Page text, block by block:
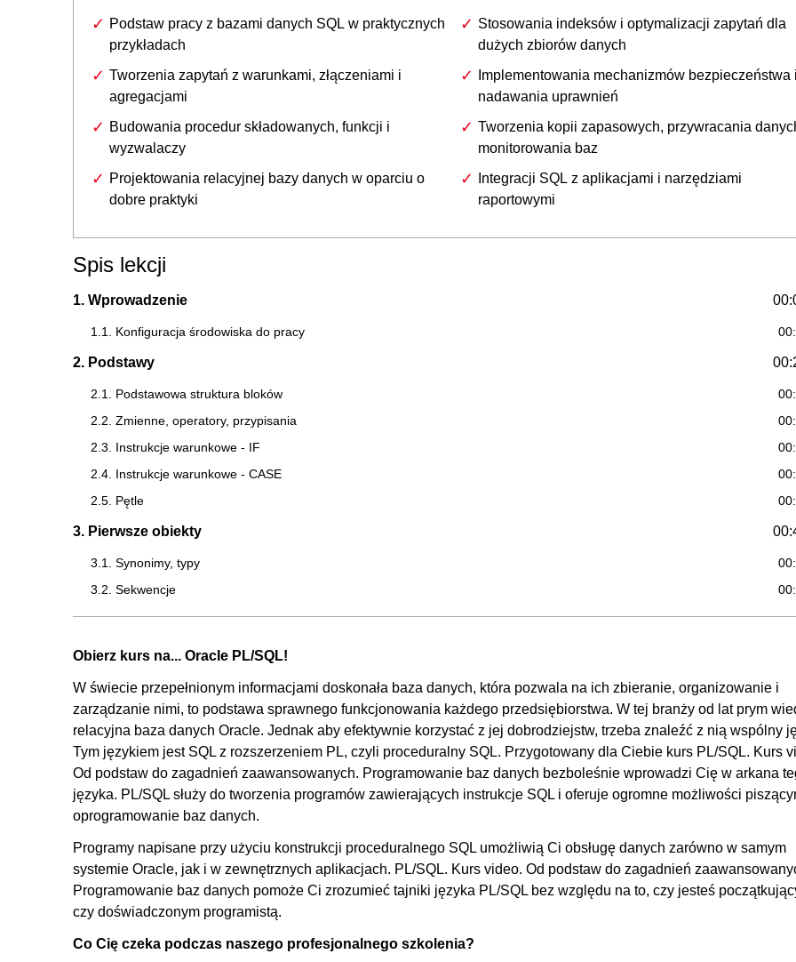
Podstaw pracy z bazami danych SQL w praktycznych
przykładach
Tworzenia zapytań z warunkami, złączeniami i
agregacjami
Budowania procedur składowanych, funkcji i
wyzwalaczy
Projektowania relacyjnej bazy danych w oparciu o
dobre praktyki
Stosowania indeksów i optymalizacji zapytań dla
dużych zbiorów danych
Implementowania mechanizmów bezpieczeństwa i
nadawania uprawnień
Tworzenia kopii zapasowych, przywracania
monitorowania baz
Integracji SQL z aplikacjami i narzędziami
raportowymi
Spis lekcji
1. Wprowadzenie
1.1. Konfiguracja środowiska do pracy
2. Podstawy
2.1. Podstawowa struktura bloków
2.2. Zmienne, operatory, przypisania
2.3. Instrukcje warunkowe - IF
2.4. Instrukcje warunkowe - CASE
2.5. Pętle
3. Pierwsze obiekty
3.1. Synonimy, typy
3.2. Sekwencje
3.3. Procedura i funkcja bez argumentów
3.6. Funkcja z argumentami
4. Pakiety
4.1. Wprowadzenie do pakietów
4.2. Tworzenie pakietów - procedury
4.3. Tworzenie pakietów - funkcje
OGLĄDAJ »
5. Wyzwalacze
5.1. Wprowadzenie do wyzwalaczy
5.3. Wyzwalacz na poziomie wierszy
Obierz kurs na... Oracle PL/SQL!
W świecie przepełnionym informacjami doskonała baza danych, która pozwala na ich zbieranie, organizowanie i
zarządzanie nimi, to podstawa sprawnego funkcjonowania każdego przedsiębiorstwa. W tej branży od lat prym
relacyjna baza danych Oracle. Jednak aby efektywnie korzystać z jej dobrodziejstw, trzeba znaleźć z nią wspólny
Tym językiem jest SQL z rozszerzeniem PL, czyli proceduralny SQL. Przygotowany dla Ciebie kurs PL/SQL. Kurs
Od podstaw do zagadnień zaawansowanych. Programowanie baz danych bezboleśnie wprowadzi Cię w arkana
języka. PL/SQL służy do tworzenia programów zawierających instrukcje SQL i oferuje ogromne możliwości
oprogramowanie baz danych.
Programy napisane przy użyciu konstrukcji proceduralnego SQL umożliwią Ci obsługę danych zarówno w samym
systemie Oracle, jak i w zewnętrznych aplikacjach. PL/SQL. Kurs video. Od podstaw do zagadnień
Programowanie baz danych pomoże Ci zrozumieć tajniki języka PL/SQL bez względu na to, czy jesteś
czy doświadczonym programistą.
Co Cię czeka podczas naszego profesjonalnego szkolenia?